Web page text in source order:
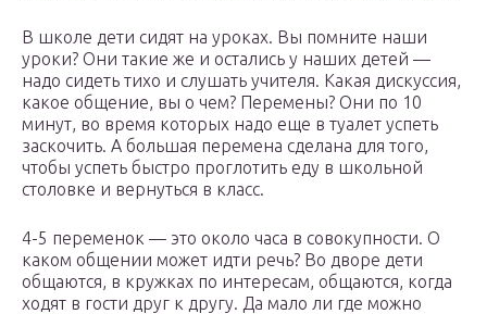
В школе дети сидят на уроках. Вы помните наши
уроки? Они такие же и остались у наших детей —
надо сидеть тихо и слушать учителя. Какая дискуссия,
какое общение, вы о чем? Перемены? Они по 10
минут, во время которых надо еще в туалет успеть
заскочить. А большая перемена сделана для того,
чтобы успеть быстро проглотить еду в школьной
столовке и вернуться в класс.
4-5 переменок — это около часа в совокупности. О
каком общении может идти речь? Во дворе дети
общаются, в кружках по интересам, общаются, когда
ходят в гости друг к другу. Да мало ли где можно